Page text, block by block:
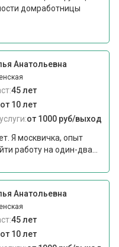
домработницы
Анатольевна
45 лет
от 10 лет
от 1000 руб/выход
Я москвичка, опыт
работу на один-два...
Анатольевна
45 лет
от 10 лет